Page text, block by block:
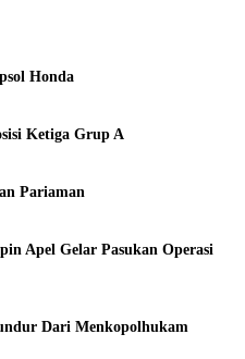
Honda
Ketiga Grup A
Pariaman
Apel Gelar Pasukan Operasi
Dari Menkopolhukam